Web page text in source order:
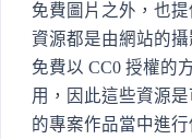
免費圖片之外，也
資源都是由網站的
免費以 CC0 授權的
用，因此這些資源
的專案作品當中進行